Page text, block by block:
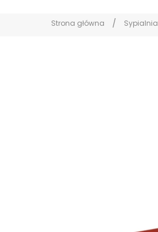
Strona główna Sypialnia